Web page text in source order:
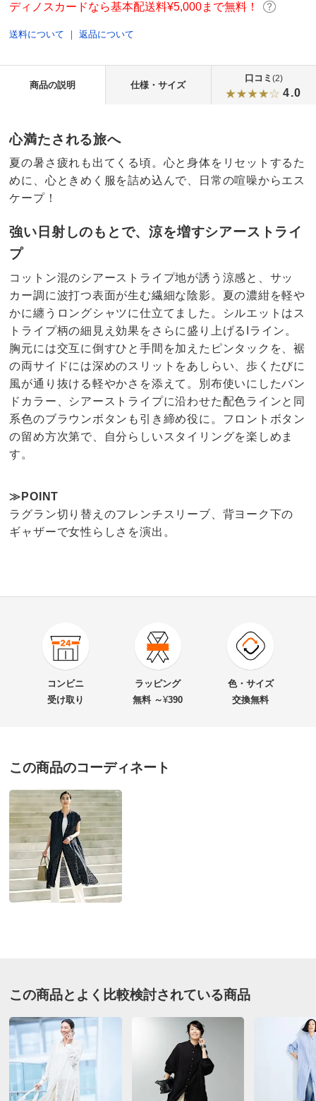
ディノスカードなら基本配送料¥5,000まで無料！
送料について ｜返品について
商品の説明 仕様・サイズ
口コミ (2)
4.0
心満たされる旅へ
夏の暑さ疲れも出てくる頃。心と身体をリセットするた
めに、心ときめく服を詰め込んで、日常の喧噪からエス
ケープ！
強い日射しのもとで、涼を増すシアーストライ
プ
コットン混のシアーストライプ地が誘う涼感と、サッ
カー調に波打つ表面が生む繊細な陰影。夏の濃紺を軽や
かに纏うロングシャツに仕立てました。シルエットはス
トライプ柄の細見え効果をさらに盛り上げるIライン。
胸元には交互に倒すひと手間を加えたピンタックを、裾
の両サイドには深めのスリットをあしらい、歩くたびに
風が通り抜ける軽やかさを添えて。別布使いにしたバン
ドカラー、シアーストライプに沿わせた配色ラインと同
系色のブラウンボタンも引き締め役に。フロントボタン
の留め方次第で、自分らしいスタイリングを楽しめま
す。
≫POINT
ラグラン切り替えのフレンチスリーブ、背ヨーク下の
ギャザーで女性らしさを演出。
商品番号 900-1877-03
送料・送料種
基本配送料：¥880
お支払い方法
■色：ダークネイビー系
■素材：本体…ポリエステル52・綿47・ポリウレタン
1％、別布…綿100％
■前中心ボタン開き
サイズ記号 1 2
対応サイズ M～L
バスト 116
バスト（適応） 79～94 93～108
着丈 118
★★★★★
★★★★★
★★
★★★
神奈川県 50代女性
購入したサイズで「ちょうどよかった」
羽織ものとして購入。サラッと羽織れて、カッコ良い感
じになります。やって来る猛暑の日々の冷房対策にも良
さそうです。
千葉県 50代女性 身長 : 156cm 普段のサイズ : 3L
購入したサイズで「ちょうどよかった」
体型が隠れておしゃれで気に入りました。
2026/05/25
コンビニ
受け取り
ラッピング
無料 ～¥390
色・サイズ
交換無料
この商品のコーディネート
この商品とよく比較検討されている商品